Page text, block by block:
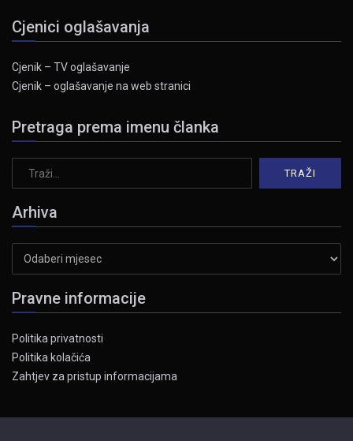
Cjenici oglašavanja
Cjenik – TV oglašavanje
Cjenik – oglašavanje na web stranici
Pretraga prema imenu članka
Arhiva
Pravne informacije
Politika privatnosti
Politika kolačića
Zahtjev za pristup informacijama